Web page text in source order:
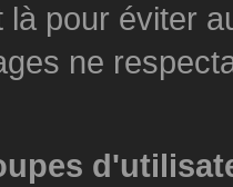
là pour éviter
ne